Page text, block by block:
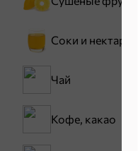
Соки и нектары
Чай
Кофе, какао